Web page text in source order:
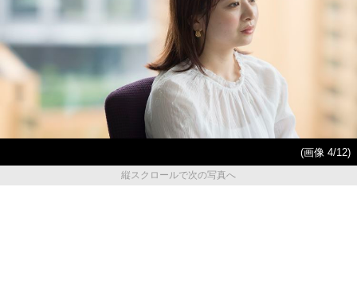
(画像 4/12)
縦スクロールで次の写真へ